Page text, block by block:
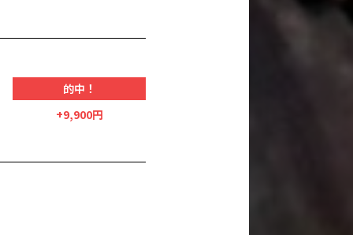
的中！
+9,900円